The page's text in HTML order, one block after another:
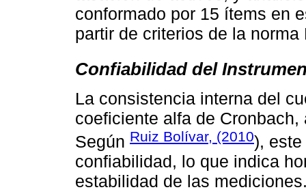
conformado por 15 ítems en
partir de criterios de la
Confiabilidad del
La consistencia interna del
coeficiente alfa de
Según Ruiz Bolívar, (2010),
confiabilidad, lo que indica
estabilidad de las